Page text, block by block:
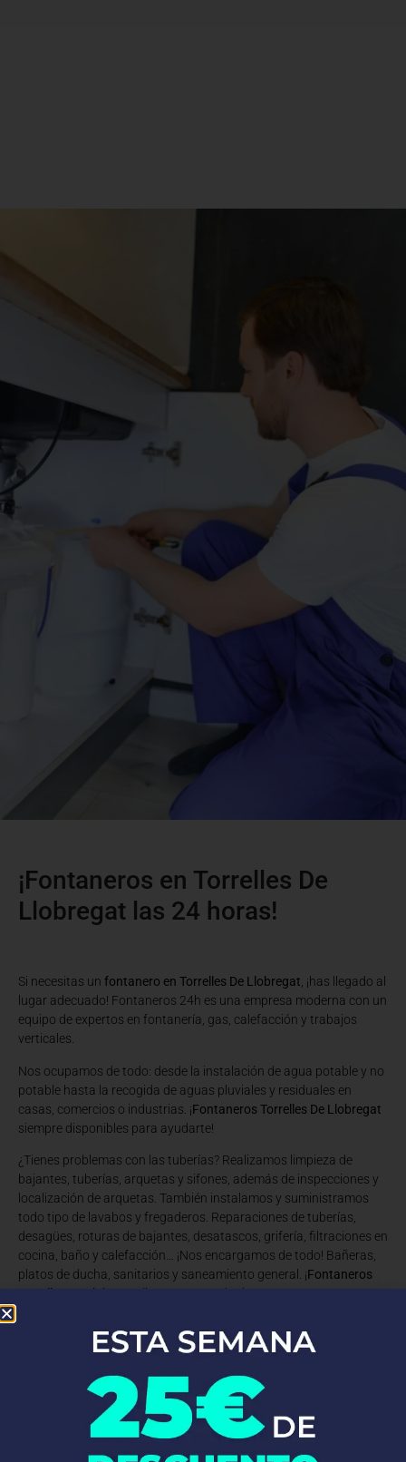
¡Fontaneros en Torrelles De
Llobregat las 24 horas!
Si necesitas un fontanero en Torrelles De Llobregat, ¡has llegado al
lugar adecuado! Fontaneros 24h es una empresa moderna con un
equipo de expertos en fontanería, gas, calefacción y trabajos
verticales.
Nos ocupamos de todo: desde la instalación de agua potable y no
potable hasta la recogida de aguas pluviales y residuales en
casas, comercios o industrias. ¡Fontaneros Torrelles De Llobregat
siempre disponibles para ayudarte!
¿Tienes problemas con las tuberías? Realizamos limpieza de
bajantes, tuberías, arquetas y sifones, además de inspecciones y
localización de arquetas. También instalamos y suministramos
todo tipo de lavabos y fregaderos. Reparaciones de tuberías,
desagües, roturas de bajantes, desatascos, grifería, filtraciones en
cocina, baño y calefacción… ¡Nos encargamos de todo! Bañeras,
platos de ducha, sanitarios y saneamiento general. ¡Fontaneros
Torrelles De Llobregatlistos para cualquier reto!
reformas, somos los expertos que necesitas. Ofrecemos
listos para la instalación y reparación de agua y gas, calderas,
calentadores y termos, sustitución de bajantes, trabajos
verticales, reformas, impermeabilizaciones y más en Torrelles De